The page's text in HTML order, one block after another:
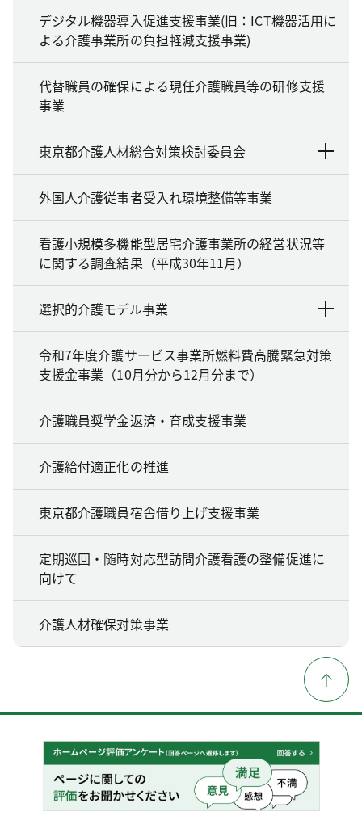
デジタル機器導入促進支援事業(旧：ICT機器活用に
よる介護事業所の負担軽減支援事業)
代替職員の確保による現任介護職員等の研修支援
事業
東京都介護人材総合対策検討委員会
外国人介護従事者受入れ環境整備等事業
看護小規模多機能型居宅介護事業所の経営状況等
に関する調査結果（平成30年11月）
選択的介護モデル事業
令和7年度介護サービス事業所燃料費高騰緊急対策
支援金事業（10月分から12月分まで）
介護職員奨学金返済・育成支援事業
介護給付適正化の推進
東京都介護職員宿舎借り上げ支援事業
定期巡回・随時対応型訪問介護看護の整備促進に
向けて
介護人材確保対策事業